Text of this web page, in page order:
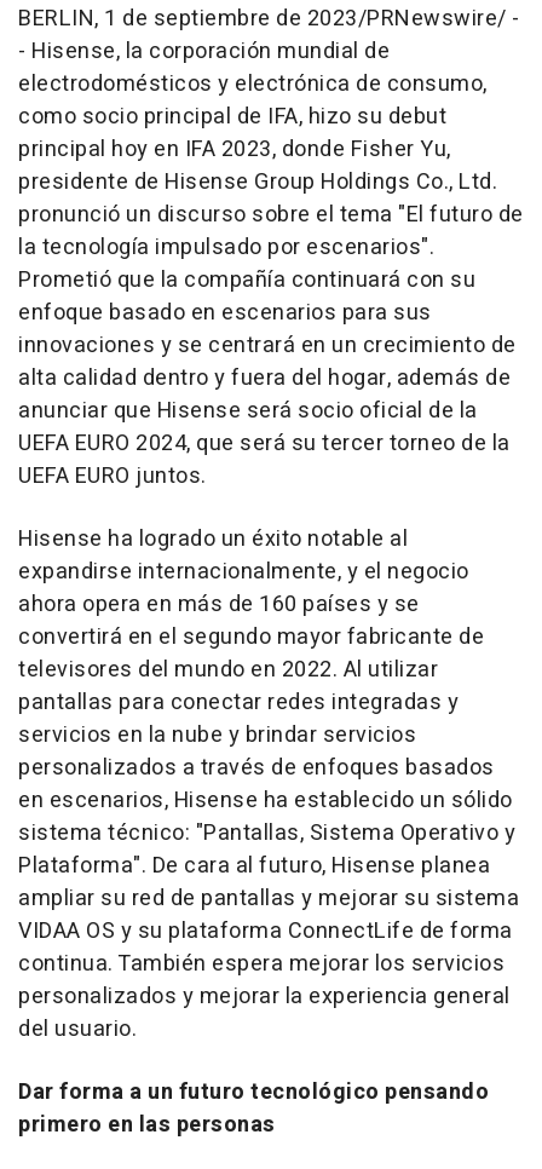
BERLIN, 1 de septiembre de 2023/PRNewswire/ -
- Hisense, la corporación mundial de
electrodomésticos y electrónica de consumo,
como socio principal de IFA, hizo su debut
principal hoy en IFA 2023, donde Fisher Yu,
presidente de Hisense Group Holdings Co., Ltd.
pronunció un discurso sobre el tema "El futuro de
la tecnología impulsado por escenarios".
Prometió que la compañía continuará con su
enfoque basado en escenarios para sus
innovaciones y se centrará en un crecimiento de
alta calidad dentro y fuera del hogar, además de
anunciar que Hisense será socio oficial de la
UEFA EURO 2024, que será su tercer torneo de la
UEFA EURO juntos.
Hisense ha logrado un éxito notable al
expandirse internacionalmente, y el negocio
ahora opera en más de 160 países y se
convertirá en el segundo mayor fabricante de
televisores del mundo en 2022. Al utilizar
pantallas para conectar redes integradas y
servicios en la nube y brindar servicios
personalizados a través de enfoques basados
en escenarios, Hisense ha establecido un sólido
sistema técnico: "Pantallas, Sistema Operativo y
Plataforma". De cara al futuro, Hisense planea
ampliar su red de pantallas y mejorar su sistema
VIDAA OS y su plataforma ConnectLife de forma
continua. También espera mejorar los servicios
personalizados y mejorar la experiencia general
del usuario.
Dar forma a un futuro tecnológico pensando
primero en las personas